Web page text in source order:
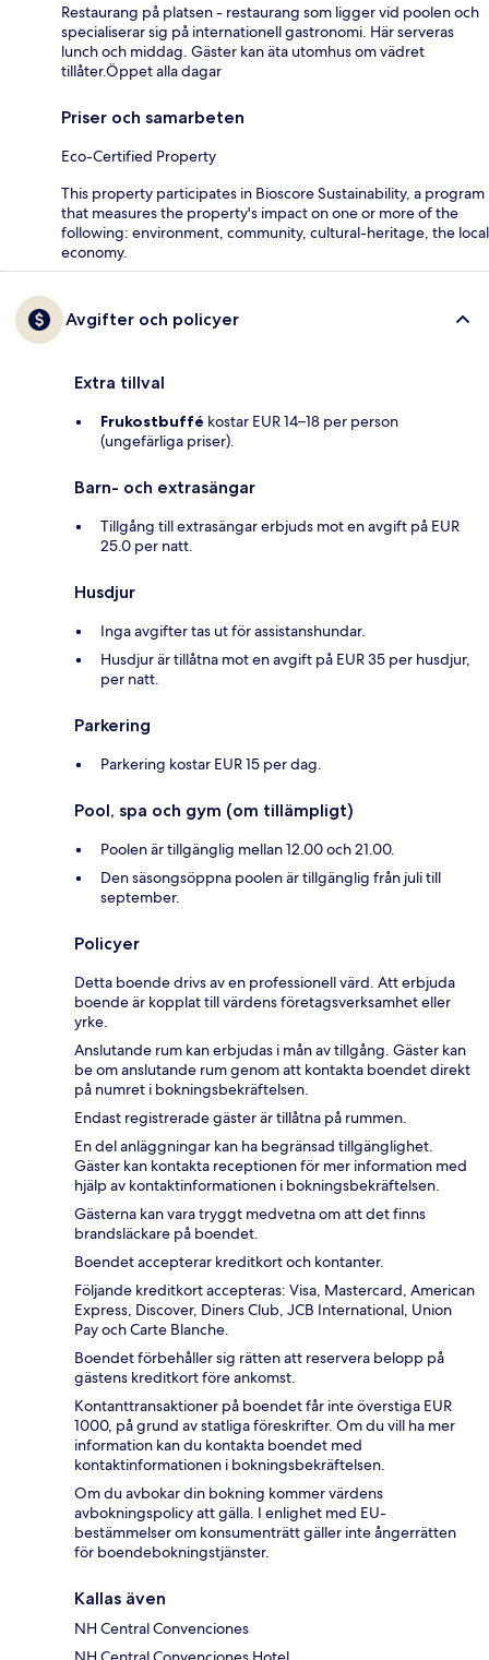
Restaurang på platsen - restaurang som ligger vid poolen och
specialiserar sig på internationell gastronomi. Här serveras
lunch och middag. Gäster kan äta utomhus om vädret
tillåter.Öppet alla dagar
Priser och samarbeten
Eco-Certified Property
This property participates in Bioscore Sustainability, a program
that measures the property's impact on one or more of the
following: environment, community, cultural-heritage, the local
economy.
Avgifter och policyer
Extra tillval
Frukostbuffé kostar EUR 14–18 per person
(ungefärliga priser).
Barn- och extrasängar
Tillgång till extrasängar erbjuds mot en avgift på EUR
25.0 per natt.
Husdjur
Inga avgifter tas ut för assistanshundar.
Husdjur är tillåtna mot en avgift på EUR 35 per husdjur,
per natt.
Parkering
Parkering kostar EUR 15 per dag.
Pool, spa och gym (om tillämpligt)
Poolen är tillgänglig mellan 12.00 och 21.00.
Den säsongsöppna poolen är tillgänglig från juli till
september.
Policyer
Detta boende drivs av en professionell värd. Att erbjuda
boende är kopplat till värdens företagsverksamhet eller
yrke.
Anslutande rum kan erbjudas i mån av tillgång. Gäster kan
be om anslutande rum genom att kontakta boendet direkt
på numret i bokningsbekräftelsen.
Endast registrerade gäster är tillåtna på rummen.
En del anläggningar kan ha begränsad tillgänglighet.
Gäster kan kontakta receptionen för mer information med
hjälp av kontaktinformationen i bokningsbekräftelsen.
Gästerna kan vara tryggt medvetna om att det finns
brandsläckare på boendet.
Boendet accepterar kreditkort och kontanter.
Följande kreditkort accepteras: Visa, Mastercard, American
Express, Discover, Diners Club, JCB International, Union
Pay och Carte Blanche.
Boendet förbehåller sig rätten att reservera belopp på
gästens kreditkort före ankomst.
Kontanttransaktioner på boendet får inte överstiga EUR
1000, på grund av statliga föreskrifter. Om du vill ha mer
information kan du kontakta boendet med
kontaktinformationen i bokningsbekräftelsen.
Om du avbokar din bokning kommer värdens
avbokningspolicy att gälla. I enlighet med EU-
bestämmelser om konsumenträtt gäller inte ångerrätten
för boendebokningstjänster.
Kallas även
NH Central Convenciones